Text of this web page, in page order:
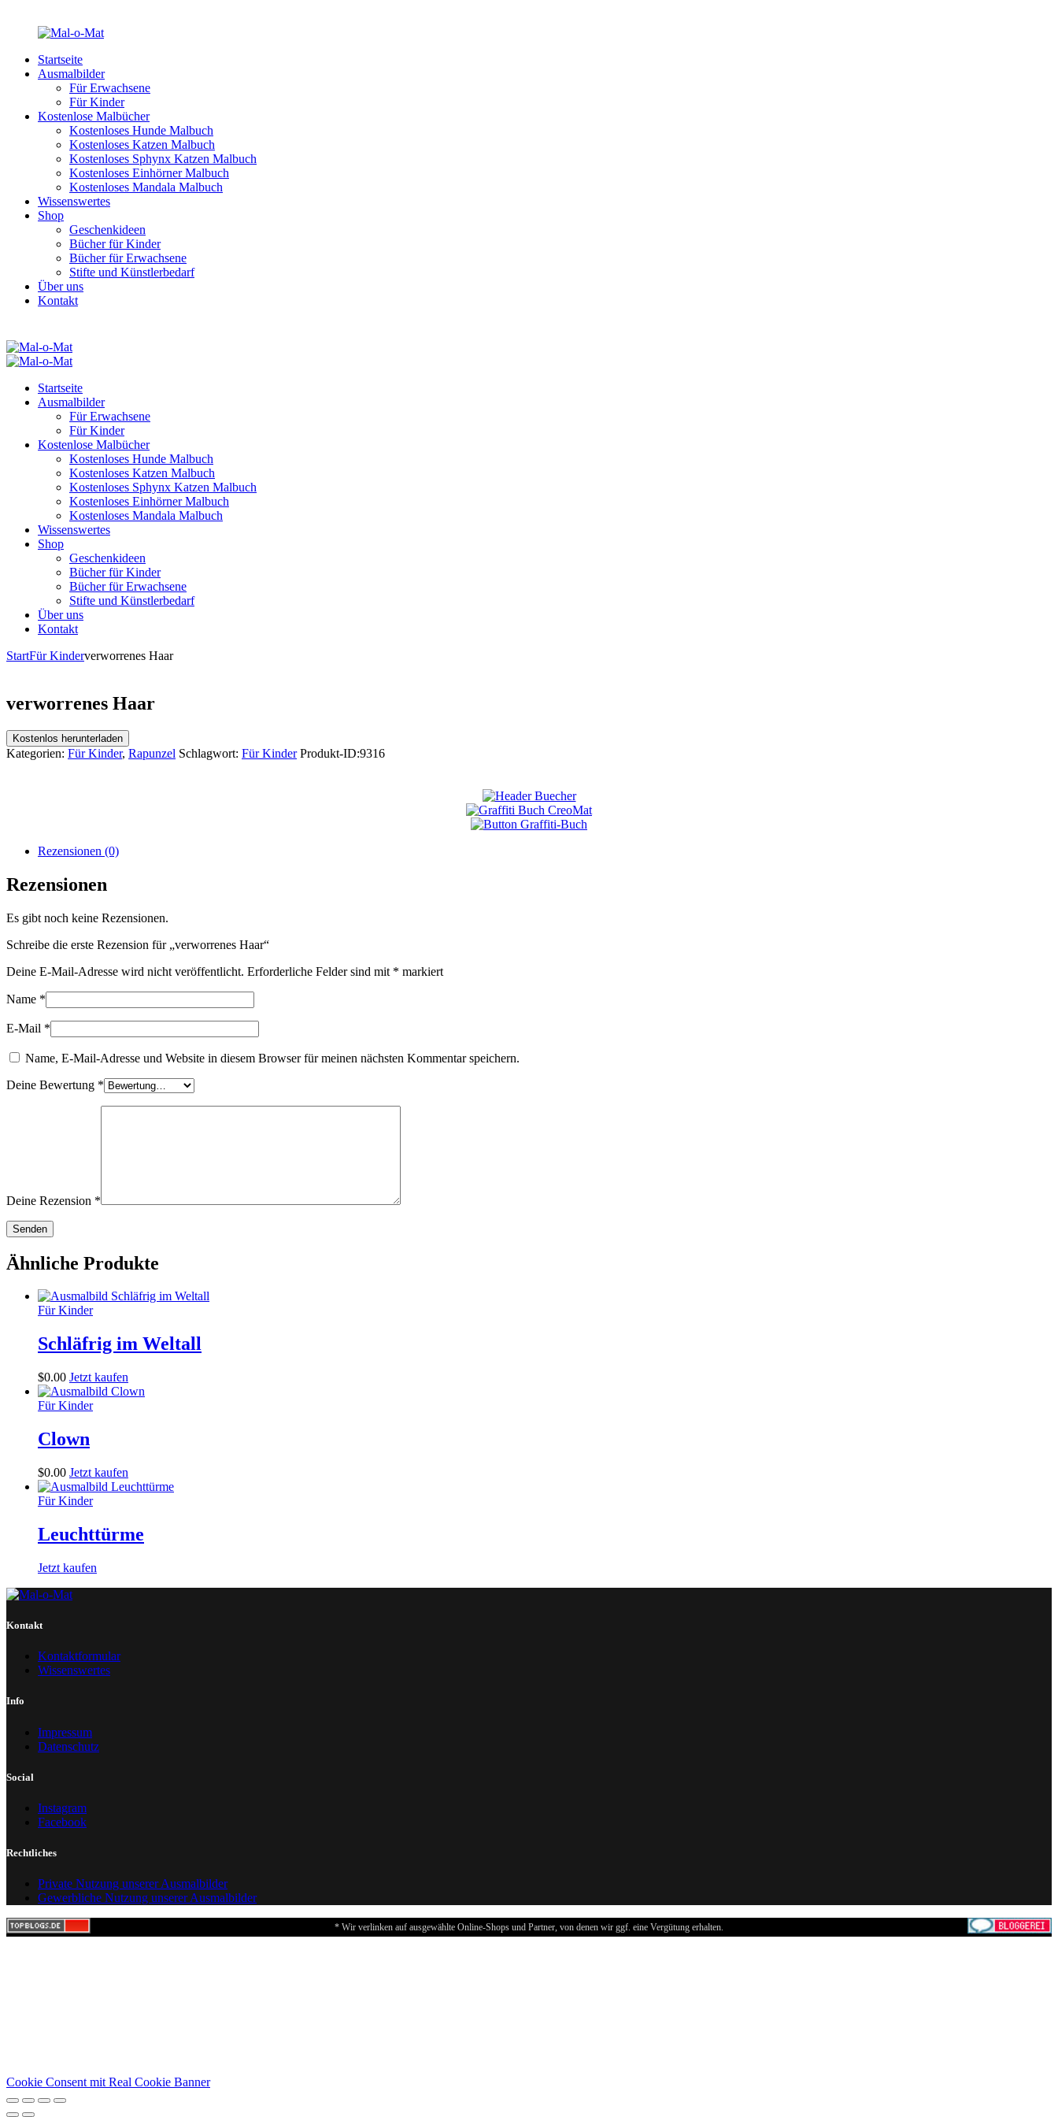
Startseite
Ausmalbilder
Für Erwachsene
Für Kinder
Kostenlose Malbücher
Kostenloses Hunde Malbuch
Kostenloses Katzen Malbuch
Kostenloses Sphynx Katzen Malbuch
Kostenloses Einhörner Malbuch
Kostenloses Mandala Malbuch
Wissenswertes
Shop
Geschenkideen
Bücher für Kinder
Bücher für Erwachsene
Stifte und Künstlerbedarf
Über uns
Kontakt
Startseite
Ausmalbilder
Für Erwachsene
Für Kinder
Kostenlose Malbücher
Kostenloses Hunde Malbuch
Kostenloses Katzen Malbuch
Kostenloses Sphynx Katzen Malbuch
Kostenloses Einhörner Malbuch
Kostenloses Mandala Malbuch
Wissenswertes
Shop
Geschenkideen
Bücher für Kinder
Bücher für Erwachsene
Stifte und Künstlerbedarf
Über uns
Kontakt
StartFür Kinderverworrenes Haar
verworrenes Haar
Kostenlos herunterladen
Kategorien: Für Kinder, Rapunzel Schlagwort: Für Kinder Produkt-ID:9316
Rezensionen (0)
Rezensionen
Es gibt noch keine Rezensionen.
Schreibe die erste Rezension für „verworrenes Haar“
Deine E-Mail-Adresse wird nicht veröffentlicht. Erforderliche Felder sind mit * markiert
Name *
E-Mail *
Name, E-Mail-Adresse und Website in diesem Browser für meinen nächsten Kommentar speichern.
Deine Bewertung *
Deine Rezension *
Ähnliche Produkte
Für Kinder
Schläfrig im Weltall
$0.00 Jetzt kaufen
Für Kinder
Clown
$0.00 Jetzt kaufen
Für Kinder
Leuchttürme
Jetzt kaufen
Kontakt
Kontaktformular
Wissenswertes
Info
Impressum
Datenschutz
Social
Instagram
Facebook
Rechtliches
Private Nutzung unserer Ausmalbilder
Gewerbliche Nutzung unserer Ausmalbilder
* Wir verlinken auf ausgewählte Online-Shops und Partner, von denen wir ggf. eine Vergütung erhalten.
Cookie Consent mit Real Cookie Banner